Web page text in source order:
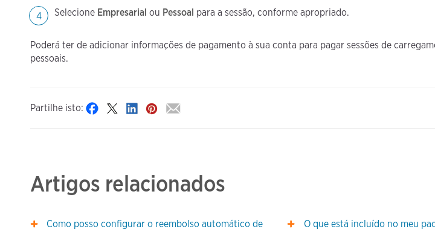
Selecione Empresarial ou Pessoal para a sessão, conforme apropriado.
Poderá ter de adicionar informações de pagamento à sua conta para pagar sessões de
pessoais.
Partilhe isto:
Artigos relacionados
Como posso configurar o reembolso automático de
O que está incluído no meu